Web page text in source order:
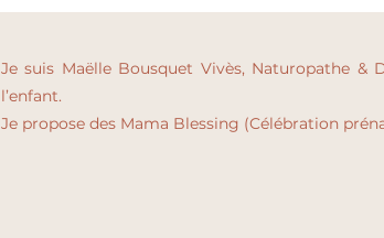
Je suis Maëlle Bousquet Vivès, Naturopathe &
l’enfant.
Je propose des Mama Blessing (Célébration